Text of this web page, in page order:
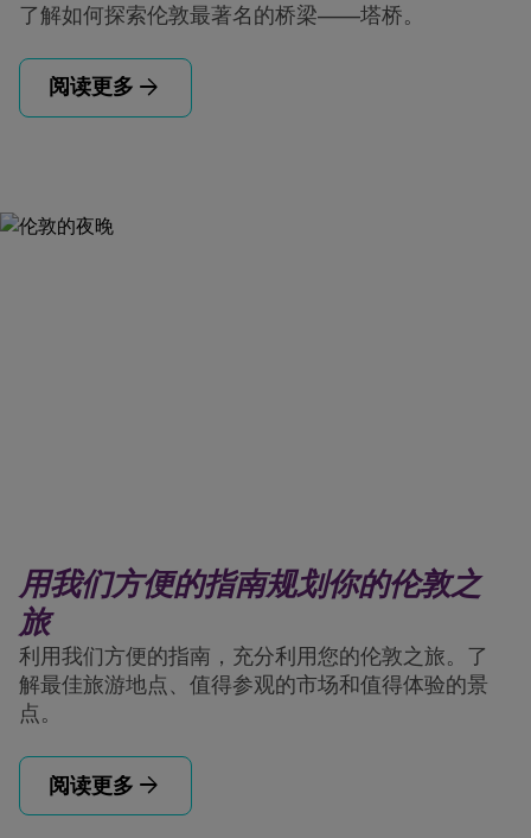
了解如何探索伦敦最著名的桥梁——塔桥。
阅读更多 arrow_forward
用我们方便的指南规划你的伦敦之
旅
利用我们方便的指南，充分利用您的伦敦之旅。了
解最佳旅游地点、值得参观的市场和值得体验的景
点。
阅读更多 arrow_forward